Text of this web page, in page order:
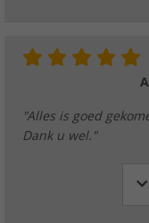
"Alles is goed
Dank u wel."